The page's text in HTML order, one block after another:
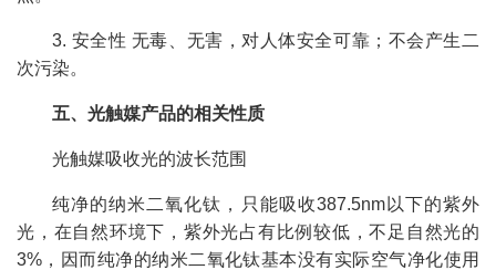
3. 安全性 无毒、无害，对人体安全可靠；不会产生二
次污染。
五、光触媒产品的相关性质
光触媒吸收光的波长范围
纯净的纳米二氧化钛，只能吸收387.5nm以下的紫外
光，在自然环境下，紫外光占有比例较低，不足自然光的
3%，因而纯净的纳米二氧化钛基本没有实际空气净化使用